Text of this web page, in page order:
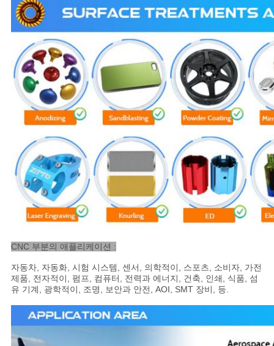
책
CNC 부분의 애플리케이션 :
자동차, 자동화, 시험 시스템, 센서, 의학적이, 스포츠, 소비자, 가전
제품, 전자적이, 펌프, 컴퓨터, 전력과 에너지, 건축, 인쇄, 식품, 섬
유 기계, 광학적이, 조명, 보안과 안전, AOI, SMT 장비, 등.